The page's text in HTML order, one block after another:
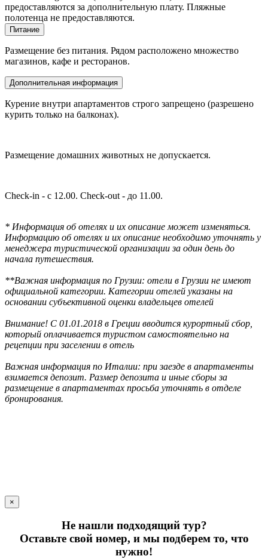
предоставляются за дополнительную плату. Пляжные
полотенца не предоставляются.
Питание
Размещение без питания. Рядом расположено множество
магазинов, кафе и ресторанов.
Дополнительная информация
Курение внутри апартаментов строго запрещено (разрешено
курить только на балконах).
Размещение домашних животных не допускается.
Check-in - c 12.00. Check-out - до 11.00.
* Информация об отелях и их описание может изменяться.
Информацию об отелях и их описание необходимо уточнять у
менеджера туристической организации за один день до
начала путешествия.
**Важная информация по Грузии: отели в Грузии не имеют
официальной категории. Категории отелей указаны на
основании субъективной оценки владельцев отелей
Внимание! С 01.01.2018 в Греции вводится курортный сбор,
который оплачивается туристом самостоятельно на
рецепции при заселении в отель
Важная информация по Италии: при заезде в апартаменты
взимается депозит. Размер депозита и иные сборы за
размещение в апартаментах просьба уточнять в отделе
бронирования.
×
Не нашли подходящий тур?
Оставьте свой номер, и мы подберем то, что
нужно!